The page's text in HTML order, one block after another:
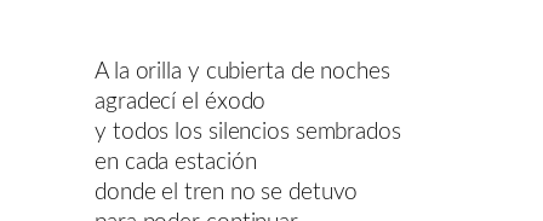
A la orilla y cubierta de noches
agradecí el éxodo
y todos los silencios sembrados
en cada estación
donde el tren no se detuvo